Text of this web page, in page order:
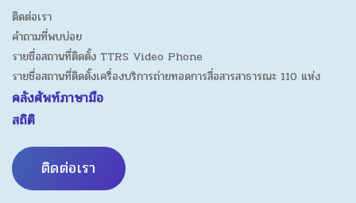
ติดต่อเรา
คำถามที่พบบ่อย
รายชื่อสถานที่ติดตั้ง TTRS Video Phone
รายชื่อสถานที่ติดตั้งเครื่องบริการถ่ายทอดการสื่อสารสาธารณะ 110 แห่ง
คลังศัพท์ภาษามือ
สถิติ
ติดต่อเรา